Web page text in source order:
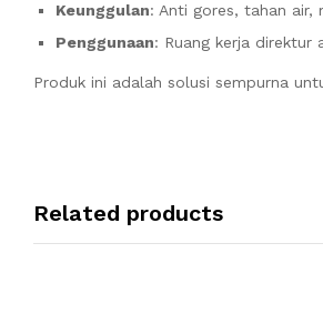
Keunggulan: Anti gores, tahan air,
Penggunaan: Ruang kerja direktur
Produk ini adalah solusi sempurna
Related products